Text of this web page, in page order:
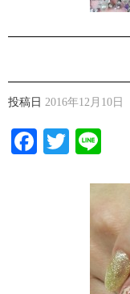
投稿日 2016年12月10日
Facebook
Twitter